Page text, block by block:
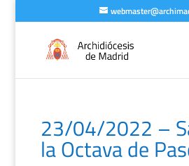
23/04/2022 –
la Octava de